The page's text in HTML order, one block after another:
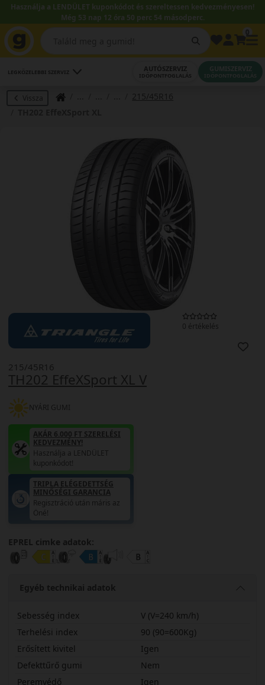
Használja a LENDÜLET kuponkódot és szereltessen kedvezményesen!
Még 53 nap 12 óra 50 perc 53 másodperc.
LEGKÖZELEBBI SZERVIZ AUTÓSZERVIZ
IDŐPONTFOGLALÁS
GUMISZERVIZ
IDŐPONTFOGLALÁS
Vissza
215/45R16
0 értékelés
TH202 EffeXSport XL V
215/45R16
NYÁRI GUMI
AKÁR 6.000 FT SZERELÉSI
KEDVEZMÉNY!
Használja a LENDÜLET
kuponkódot!
TRIPLA ELÉGEDETTSÉG
MINŐSÉGI GARANCIA
Regisztráció után máris az
Öné!
EPREL cimke adatok:
Egyéb technikai adatok
Sebesség index
V (V=240 km/h)
Terhelési index
90 (90=600Kg)
Erősített kivitel
Igen
Defekttűrő gumi
Nem
Peremvédő
Igen